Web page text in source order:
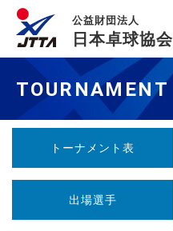
公益財団法人
日本卓球協会
TOURNAMENT
トーナメント表
出場選手